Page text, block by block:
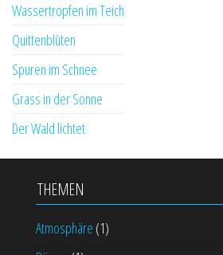
Wassertropfen im Teich
Quittenblüten
Spuren im Schnee
Grass in der Sonne
Der Wald lichtet
THEMEN
Atmosphäre (1)